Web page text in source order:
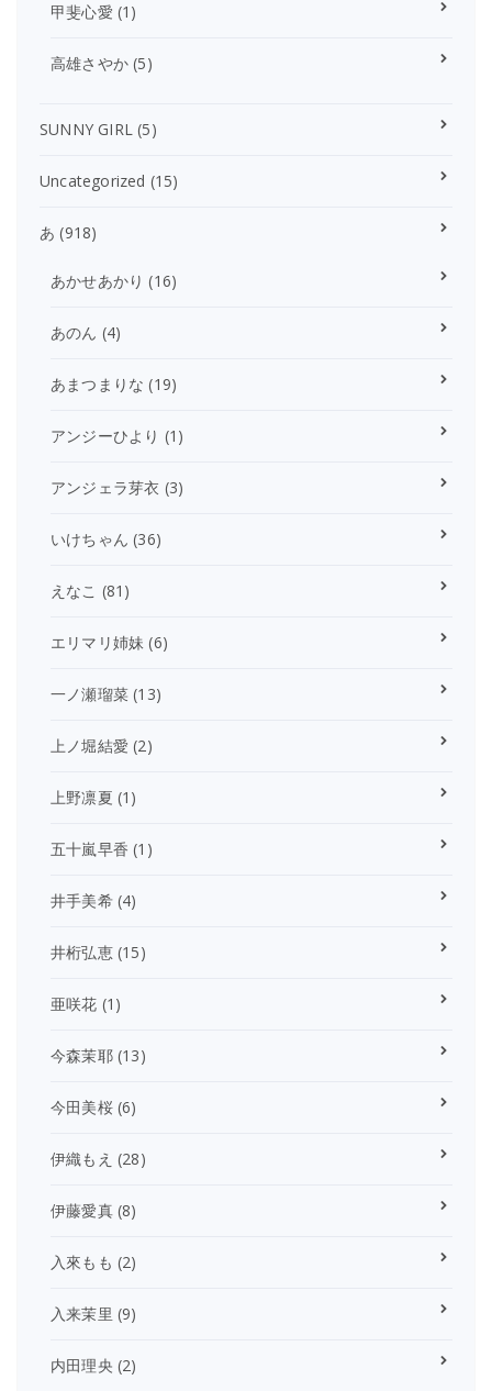
甲斐心愛 (1)
高雄さやか (5)
SUNNY GIRL (5)
Uncategorized (15)
あ (918)
あかせあかり (16)
あのん (4)
あまつまりな (19)
アンジーひより (1)
アンジェラ芽衣 (3)
いけちゃん (36)
えなこ (81)
エリマリ姉妹 (6)
一ノ瀬瑠菜 (13)
上ノ堀結愛 (2)
上野凛夏 (1)
五十嵐早香 (1)
井手美希(4)
井桁弘恵(15)
亜咲花 (1)
今森茉耶(13)
今田美桜(6)
伊織もえ (28)
伊藤愛真(8)
入來もも (2)
入来茉里 (9)
内田理央 (2)